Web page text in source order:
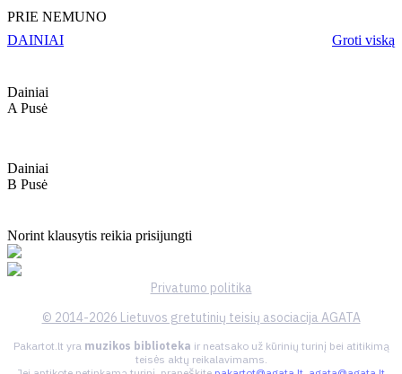
PRIE NEMUNO
DAINIAI
Groti viską
Dainiai
A Pusė
Dainiai
B Pusė
Norint klausytis reikia prisijungti
Privatumo politika
© 2014-2026 Lietuvos gretutinių teisių asociacija AGATA
Pakartot.lt yra muzikos biblioteka ir neatsako už kūrinių turinį bei atitikimą
teisės aktų reikalavimams.